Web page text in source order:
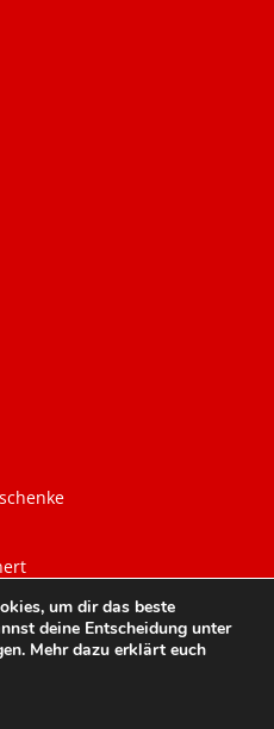
um dir das beste
deine Entscheidung unter
Mehr dazu erklärt euch